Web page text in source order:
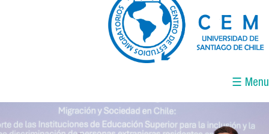
☰ Menu